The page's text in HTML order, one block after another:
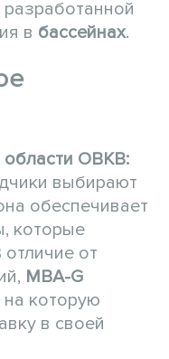
в бассейнах.
области ОВКВ:
выбирают
обеспечивает
которые
от
MBA-G
которую
в своей